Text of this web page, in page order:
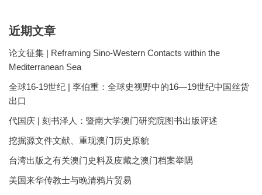
近期文章
论文征集 | Reframing Sino-Western Contacts within the
Mediterranean Sea
全球16-19世纪 | 李伯重：全球史视野中的16—19世纪中国丝货
出口
代国庆 | 刻书泽人：暨南大学澳门研究院图书出版评述
挖掘源文件文献、重现澳门历史原貌
台湾出版之有关澳门史料及庋藏之澳门档案举隅
美国来华传教士与晚清鸦片贸易